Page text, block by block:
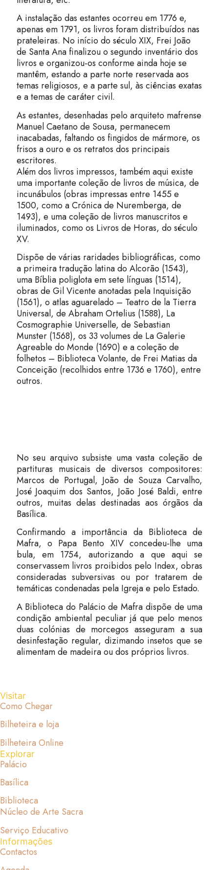
A instalação das estantes ocorreu em 1776 e,
apenas em 1791, os livros foram distribuídos nas
prateleiras. No início do século XIX, Frei João
de Santa Ana finalizou o segundo inventário dos
livros e organizou-os conforme ainda hoje se
mantêm, estando a parte norte reservada aos
temas religiosos, e a parte sul, às ciências exatas
e a temas de caráter civil.
As estantes, desenhadas pelo arquiteto mafrense
Manuel Caetano de Sousa, permanecem
inacabadas, faltando os fingidos de mármore, os
frisos a ouro e os retratos dos principais
escritores.
Além dos livros impressos, também aqui existe
uma importante coleção de livros de música, de
incunábulos (obras impressas entre 1455 e
1500, como a Crónica de Nuremberga, de
1493), e uma coleção de livros manuscritos e
iluminados, como os Livros de Horas, do século
XV.
Dispõe de várias raridades bibliográficas, como
a primeira tradução latina do Alcorão (1543),
uma Bíblia poliglota em sete línguas (1514),
obras de Gil Vicente anotadas pela Inquisição
(1561), o atlas aguarelado – Teatro de la Tierra
Universal, de Abraham Ortelius (1588), La
Cosmographie Universelle, de Sebastian
Munster (1568), os 33 volumes de La Galerie
Agreable do Monde (1690) e a coleção de
folhetos – Biblioteca Volante, de Frei Matias da
Conceição (recolhidos entre 1736 e 1760), entre
outros.
No seu arquivo subsiste uma vasta coleção de
partituras musicais de diversos compositores:
Marcos de Portugal, João de Souza Carvalho,
José Joaquim dos Santos, João José Baldi, entre
outros, muitas delas destinadas aos órgãos da
Basílica.
Confirmando a importância da Biblioteca de
Mafra, o Papa Bento XIV concedeu-lhe uma
bula, em 1754, autorizando a que aqui se
conservassem livros proibidos pelo Index, obras
consideradas subversivas ou por tratarem de
temáticas condenadas pela Igreja e pelo Estado.
A Biblioteca do Palácio de Mafra dispõe de uma
condição ambiental peculiar já que pelo menos
duas colónias de morcegos asseguram a sua
desinfestação regular, dizimando insetos que se
alimentam de madeira ou dos próprios livros.
Visitar
Como Chegar
Bilheteira e loja
Bilheteira Online
Explorar
Palácio
Basílica
Biblioteca
Núcleo de Arte Sacra
Serviço Educativo
Informações
Contactos